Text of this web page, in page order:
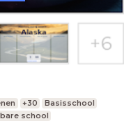
+30
Basisschool
school